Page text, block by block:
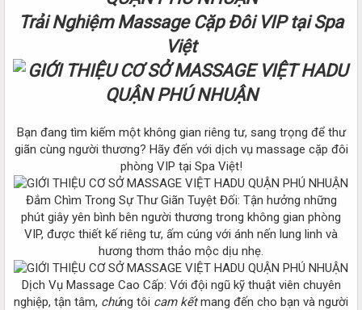
Trải Nghiệm Massage Cặp Đôi VIP tại Spa
Việt
Bạn đang tìm kiếm một không gian riêng tư, sang trọng để thư
giãn cùng người thương? Hãy đến với dịch vụ massage cặp đôi
phòng VIP tại Spa Việt!
Đắm Chìm Trong Sự Thư Giãn Tuyệt Đối: Tận hưởng những
phút giây yên bình bên người thương trong không gian phòng
VIP, được thiết kế riêng tư, ấm cúng với ánh nến lung linh và
hương thơm thảo mộc dịu nhẹ.
Dịch Vụ Massage Cao Cấp: Với đội ngũ kỹ thuật viên chuyên
nghiệp, tận tâm, chúng tôi cam kếtmang đến cho bạn và người